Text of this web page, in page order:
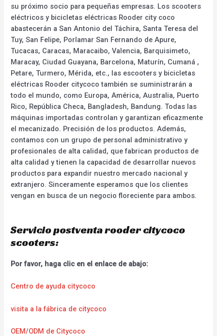
su próximo socio para pequeñas empresas. Los scooters
eléctricos y bicicletas eléctricas Rooder city coco
abastecerán a San Antonio del Táchira, Santa Teresa del
Tuy, San Felipe, Porlamar San Fernando de Apure,
Tucacas, Caracas, Maracaibo, Valencia, Barquisimeto,
Maracay, Ciudad Guayana, Barcelona, Maturín, Cumaná ,
Petare, Turmero, Mérida, etc., las escooters y bicicletas
eléctricas Rooder citycoco también se suministrarán a
todo el mundo, como Europa, América, Australia, Puerto
Rico, República Checa, Bangladesh, Bandung. Todas las
máquinas importadas controlan y garantizan eficazmente
el mecanizado. Precisión de los productos. Además,
contamos con un grupo de personal administrativo y
profesionales de alta calidad, que fabrican productos de
alta calidad y tienen la capacidad de desarrollar nuevos
productos para expandir nuestro mercado nacional y
extranjero. Sinceramente esperamos que los clientes
vengan en busca de un negocio floreciente para ambos.
Servicio postventa rooder citycoco
scooters:
Por favor, haga clic en el enlace de abajo:
Centro de ayuda citycoco
visita a la fábrica de citycoco
OEM/ODM de Citycoco